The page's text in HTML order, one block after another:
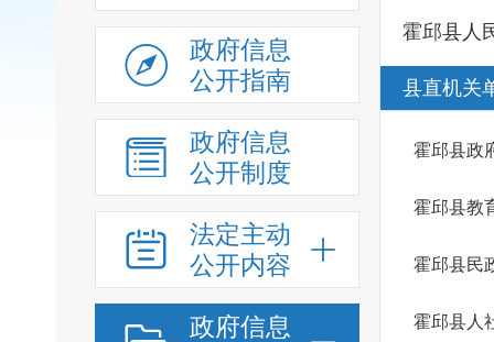
政府信息
公开指南
政府信息
公开制度
法定主动
公开内容
政府信息
霍邱县人
县直机关
霍邱县政
霍邱县教
霍邱县民
霍邱县人